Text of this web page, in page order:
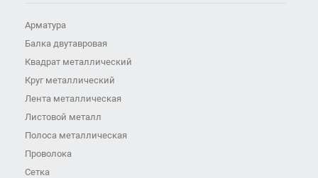
Арматура
Балка двутавровая
Квадрат металлический
Круг металлический
Лента металлическая
Листовой металл
Полоса металлическая
Проволока
Сетка